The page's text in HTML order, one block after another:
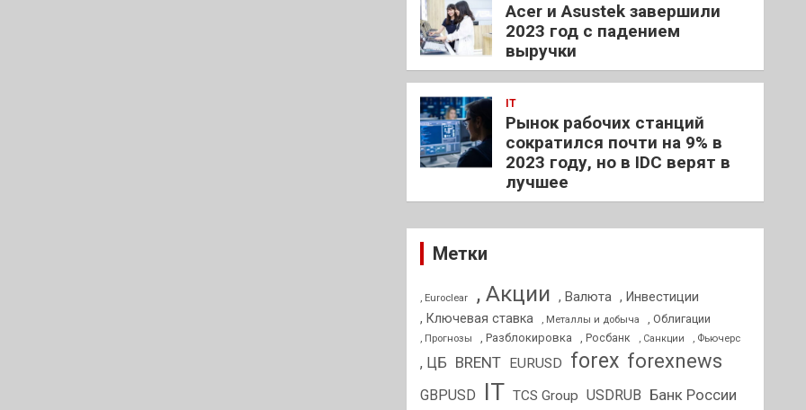
Acer и Asustek завершили
2023 год с падением
выручки
IT
Рынок рабочих станций
сократился почти на 9% в
2023 году, но в IDC верят в
лучшее
Метки
, Euroclear , Акции , Валюта , Инвестиции
, Ключевая ставка
, Металлы и добыча , Облигации
, Прогнозы , Разблокировка , Росбанк , Санкции , Фьючерс
, ЦБ BRENT EURUSD forex forexnews
GBPUSD IT TCS Group USDRUB Банк России